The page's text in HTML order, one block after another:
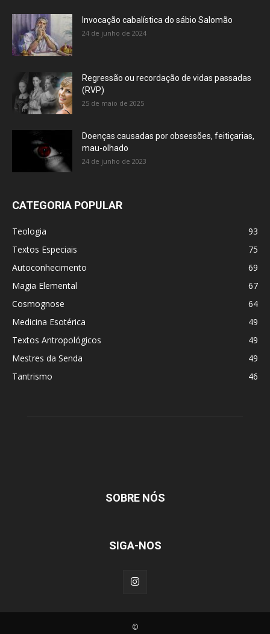
Invocação cabalística do sábio Salomão
24 de junho de 2024
Regressão ou recordação de vidas passadas
(RVP)
25 de maio de 2025
Doenças causadas por obsessões, feitiçarias,
mau-olhado
24 de junho de 2023
CATEGORIA POPULAR
Teologia
93
Textos Especiais
75
Autoconhecimento
69
Magia Elemental
67
Cosmognose
64
Medicina Esotérica
49
Textos Antropológicos
49
Mestres da Senda
49
Tantrismo
46
SOBRE NÓS
SIGA-NOS
©